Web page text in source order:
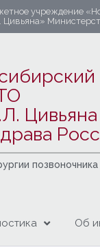
учреждение
Цивьяна
позвоночника
Об